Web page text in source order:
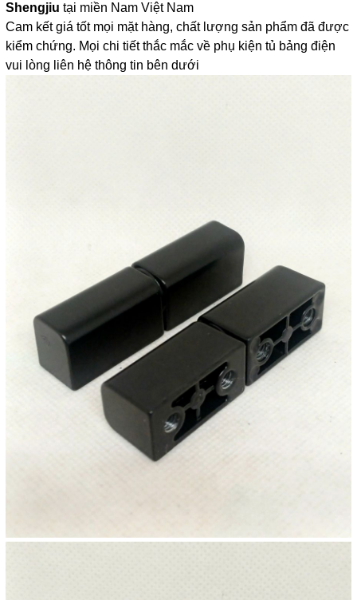
Shengjiu tại miền Nam Việt Nam
Cam kết giá tốt mọi mặt hàng, chất lượng sản phẩm đã được
kiểm chứng. Mọi chi tiết thắc mắc về phụ kiện tủ bảng điện
vui lòng liên hệ thông tin bên dưới